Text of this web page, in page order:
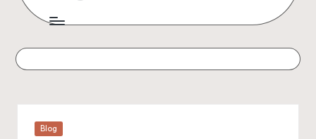
Austin
everything
Posted
Blog